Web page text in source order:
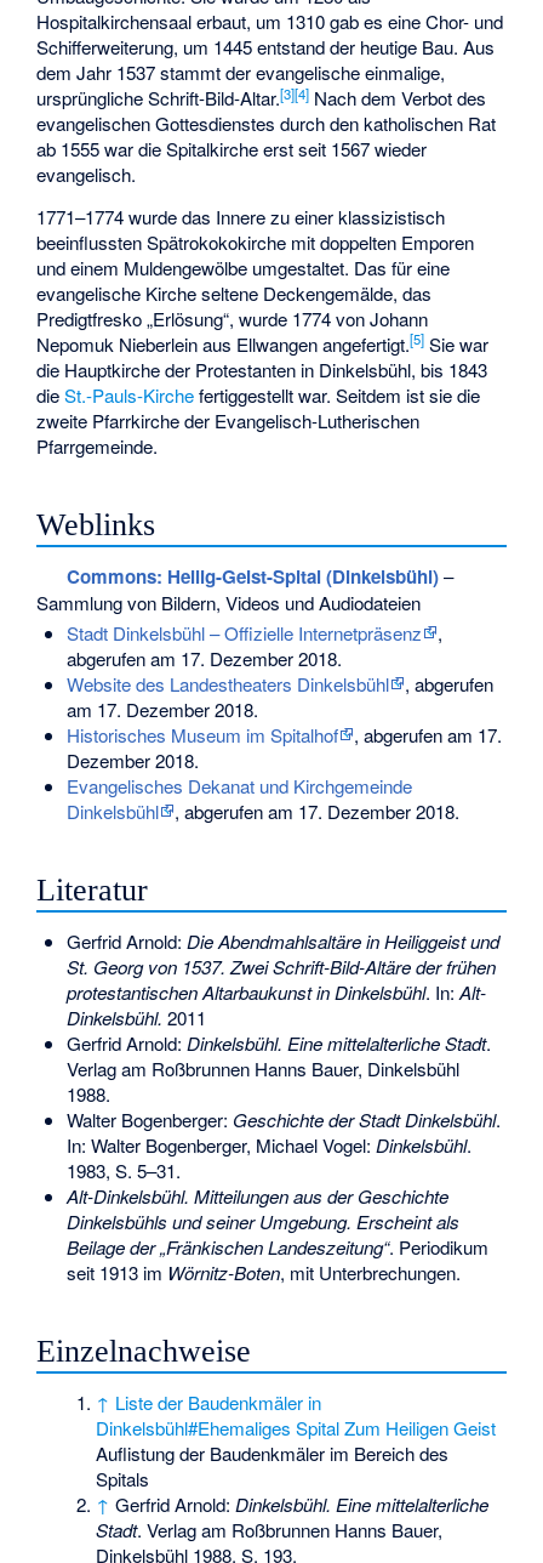
Hospitalkirchensaal erbaut, um 1310 gab es eine Chor- und
Schifferweiterung, um 1445 entstand der heutige Bau. Aus
dem Jahr 1537 stammt der evangelische einmalige,
ursprüngliche Schrift-Bild-Altar.[3][4] Nach dem Verbot des
evangelischen Gottesdienstes durch den katholischen Rat
ab 1555 war die Spitalkirche erst seit 1567 wieder
evangelisch.
1771–1774 wurde das Innere zu einer klassizistisch
beeinflussten Spätrokokokirche mit doppelten Emporen
und einem Muldengewölbe umgestaltet. Das für eine
evangelische Kirche seltene Deckengemälde, das
Predigtfresko „Erlösung“, wurde 1774 von Johann
Nepomuk Nieberlein aus Ellwangen angefertigt.[5] Sie war
die Hauptkirche der Protestanten in Dinkelsbühl, bis 1843
dieSt.-Pauls-Kirchefertiggestellt war. Seitdem ist sie die
zweite Pfarrkirche der Evangelisch-Lutherischen
Pfarrgemeinde.
Weblinks
Commons: Heilig-Geist-Spital (Dinkelsbühl)–
Sammlung von Bildern, Videos und Audiodateien
Stadt Dinkelsbühl – Offizielle Internetpräsenz
,
abgerufen am 17. Dezember 2018.
Website des Landestheaters Dinkelsbühl
, abgerufen
am 17. Dezember 2018.
Historisches Museum im Spitalhof
, abgerufen am 17.
Dezember 2018.
Evangelisches Dekanat und Kirchgemeinde
Dinkelsbühl
, abgerufen am 17. Dezember 2018.
Literatur
Gerfrid Arnold: Die Abendmahlsaltäre in Heiliggeist und
St. Georg von 1537. Zwei Schrift-Bild-Altäre der frühen
protestantischen Altarbaukunst in Dinkelsbühl. In: Alt-
Dinkelsbühl. 2011
Gerfrid Arnold: Dinkelsbühl. Eine mittelalterliche Stadt.
Verlag am Roßbrunnen Hanns Bauer, Dinkelsbühl
1988.
Walter Bogenberger: Geschichte der Stadt Dinkelsbühl.
In: Walter Bogenberger, Michael Vogel: Dinkelsbühl.
1983, S. 5–31.
Alt-Dinkelsbühl. Mitteilungen aus der Geschichte
Dinkelsbühls und seiner Umgebung. Erscheint als
Beilage der „Fränkischen Landeszeitung“. Periodikum
seit 1913 im Wörnitz-Boten, mit Unterbrechungen.
Einzelnachweise
↑ Liste der Baudenkmäler in
Dinkelsbühl#Ehemaliges Spital Zum Heiligen Geist
Auflistung der Baudenkmäler im Bereich des
Spitals
↑ Gerfrid Arnold:Dinkelsbühl. Eine mittelalterliche
Stadt. Verlag am Roßbrunnen Hanns Bauer,
Dinkelsbühl 1988. S. 193.